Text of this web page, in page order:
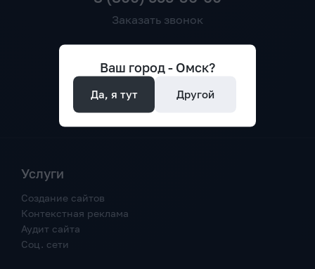
Заказать звонок
Услуги
Создание сайтов
Контекстная реклама
Аудит сайта
Соц. сети
Ваш город - Омск?
Да, я тут Другой